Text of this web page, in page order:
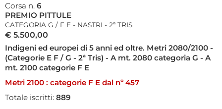
Corsa n. 6
PREMIO PITTULE
CATEGORIA G / F E - NASTRI - 2ª TRIS
€ 5.500,00
Indigeni ed europei di 5 anni ed oltre. Metri 2080/2100 -
(Categorie E F / G - 2ª Tris) - A mt. 2080 categoria G - A
mt. 2100 categorie F E
Metri 2100 : categorie F E dal nº 457
Totale iscritti: 889